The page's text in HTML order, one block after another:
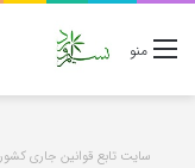
منو
سایت تابع قوانین جاری